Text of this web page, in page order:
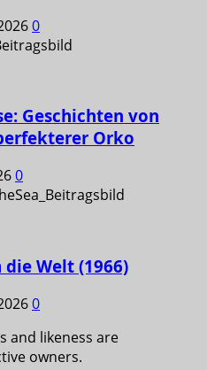
0
Geschichten von
Orko
0
Welt (1966)
0
and likeness are
owners.